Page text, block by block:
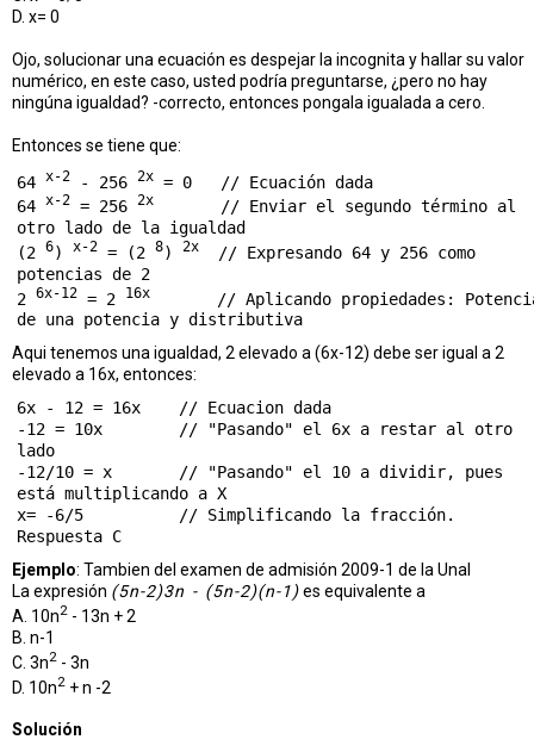
D. x= 0
Ojo, solucionar una ecuación es despejar la incognita y hallar su valor
numérico, en este caso, usted podría preguntarse, ¿pero no hay
ningúna igualdad? -correcto, entonces pongala igualada a cero.
Entonces se tiene que:
64
x-2 - 256 2x = 0   // Ecuación dada
64 x-2 = 256 2x
       // Enviar el segundo término al
otro lado de la igualdad
(2 6) x-2 = (2 8) 2x
  // Expresando 64 y 256 como
potencias de 2
2 6x-12 = 2 16x
// Aplicando propiedades:
Aqui tenemos una igualdad, 2 elevado a (6x-12) debe ser igual a 2
elevado a 16x, entonces:
6x - 12 = 16x    // Ecuacion dada
-12 = 10x        // "Pasando" el 6x a restar al otro
lado
-12/10 = x       // "Pasando" el 10 a dividir, pues
está multiplicando a X
x= -6/5          // Simplificando la fracción.
Ejemplo: Tambien del examen de admisión 2009-1 de la Unal
La expresión (5n-2)3n - (5n-2)(n-1)es equivalente a
A. 10n2 - 13n + 2
B. n-1
C. 3n2 - 3n
D. 10n2 + n -2
Solución